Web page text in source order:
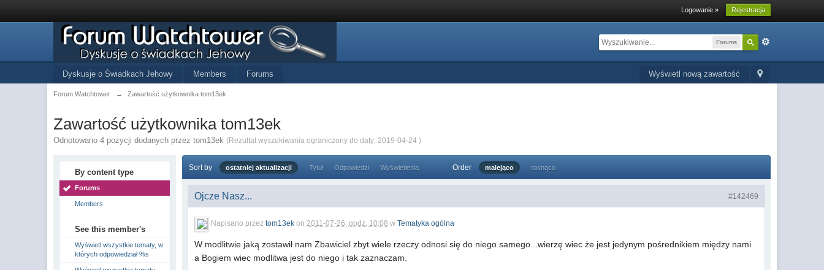
Logowanie » Rejestracja
Forums
Wyświetl nową zawartość
Dyskusje o Świadkach Jehowy Members Forums
Forum Watchtower → Zawartość użytkownika tom13ek
Zawartość użytkownika tom13ek
Odnotowano 4 pozycji dodanych przez tom13ek (Rezultat wyszukiwania ograniczony do daty: 2019-04-24 )
By content type
Forums
Members
See this member's
Wyświetl wszystkie tematy, w
których odpowiedział %s
Sort by ostatniej aktualizacji Tytuł Odpowiedzi Wyświetlenia Order malejąco rosnąco
#142469
Ojcze Nasz...
Napisano przeztom13ek on2011-07-26, godz. 10:08 wTematyka ogólna
W modlitwie jaką zostawił nam Zbawiciel zbyt wiele rzeczy odnosi się do niego samego...wierzę wiec że jest jedynym pośrednikiem między nami
a Bogiem wiec modlitwa jest do niego i tak zaznaczam.